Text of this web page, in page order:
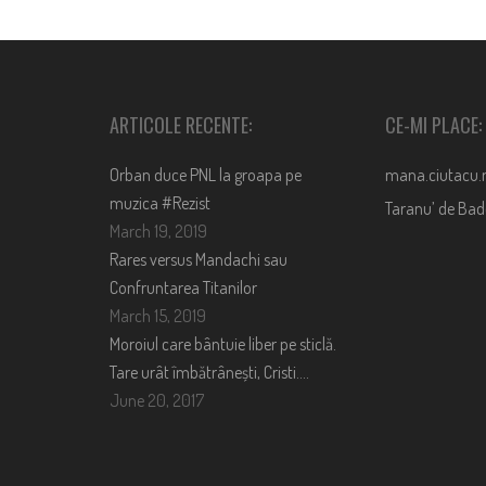
ARTICOLE RECENTE:
Orban duce PNL la groapa pe
muzica #Rezist
March 19, 2019
Rares versus Mandachi sau
Confruntarea Titanilor
March 15, 2019
Moroiul care bântuie liber pe sticlă.
Tare urât îmbătrânești, Cristi….
June 20, 2017
CE-MI PLACE:
Taranu’ de